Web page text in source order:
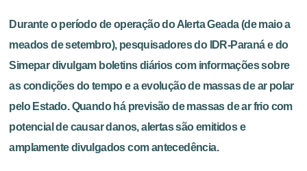
Durante o período de operação do Alerta Geada (de maio a
meados de setembro), pesquisadores do IDR-Paraná e do
Simepar divulgam boletins diários com informações sobre
as condições do tempo e a evolução de massas de ar polar
pelo Estado. Quando há previsão de massas de ar frio com
potencial de causar danos, alertas são emitidos e
amplamente divulgados com antecedência.